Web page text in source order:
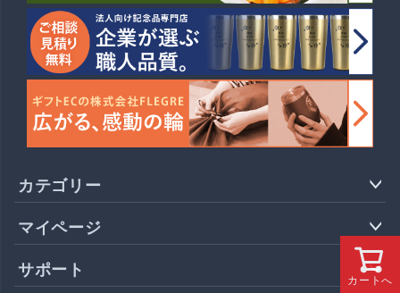
カートへ
カテゴリー
マイページ
サポート